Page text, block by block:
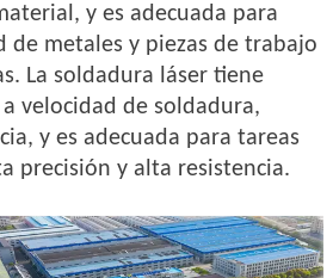
y es adecuada para
de metales y piezas de trabajo
La soldadura láser tiene
velocidad de soldadura,
y es adecuada para tareas
precisión y alta resistencia.